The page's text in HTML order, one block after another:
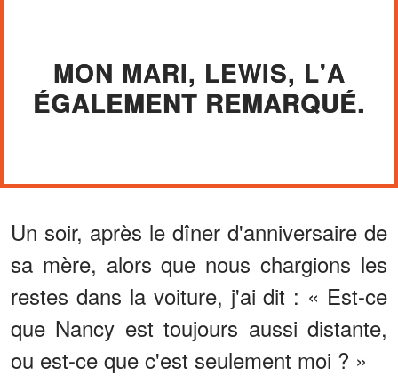
MON MARI, LEWIS, L'A
ÉGALEMENT REMARQUÉ.
Un soir, après le dîner d'anniversaire de
sa mère, alors que nous chargions les
restes dans la voiture, j'ai dit : « Est-ce
que Nancy est toujours aussi distante,
ou est-ce que c'est seulement moi ? »